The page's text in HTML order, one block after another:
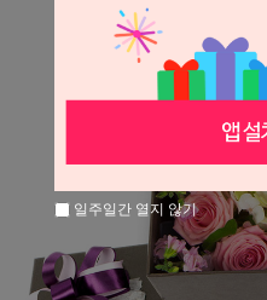
일주일간 열지 않기